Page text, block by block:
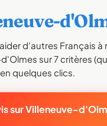
d'autres Français à
sur 7 critères
quelques clics.
sur Villeneuve-